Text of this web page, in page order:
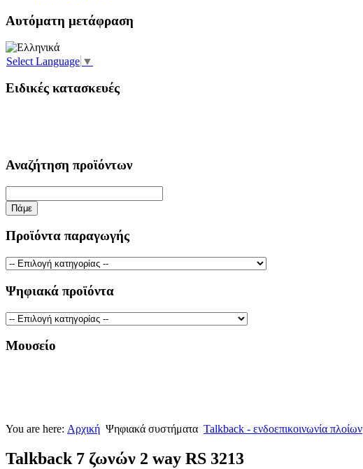
Αυτόματη μετάφραση
Select Language ▼
Ειδικές κατασκευές
Αναζήτηση προϊόντων
Προϊόντα παραγωγής
Ψηφιακά προϊόντα
Μουσείο
You are here: Αρχική Ψηφιακά συστήματα Talkback - ενδοεπικοινωνία πλοίων
Talkback 7 ζωνών 2 way RS 3213